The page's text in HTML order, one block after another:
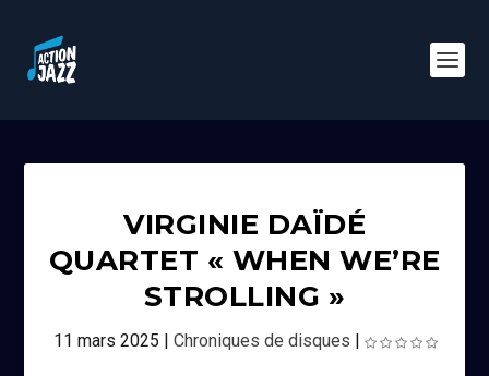
VIRGINIE DAÏDÉ
QUARTET « WHEN WE’RE
STROLLING »
11 mars 2025 | Chroniques de disques |